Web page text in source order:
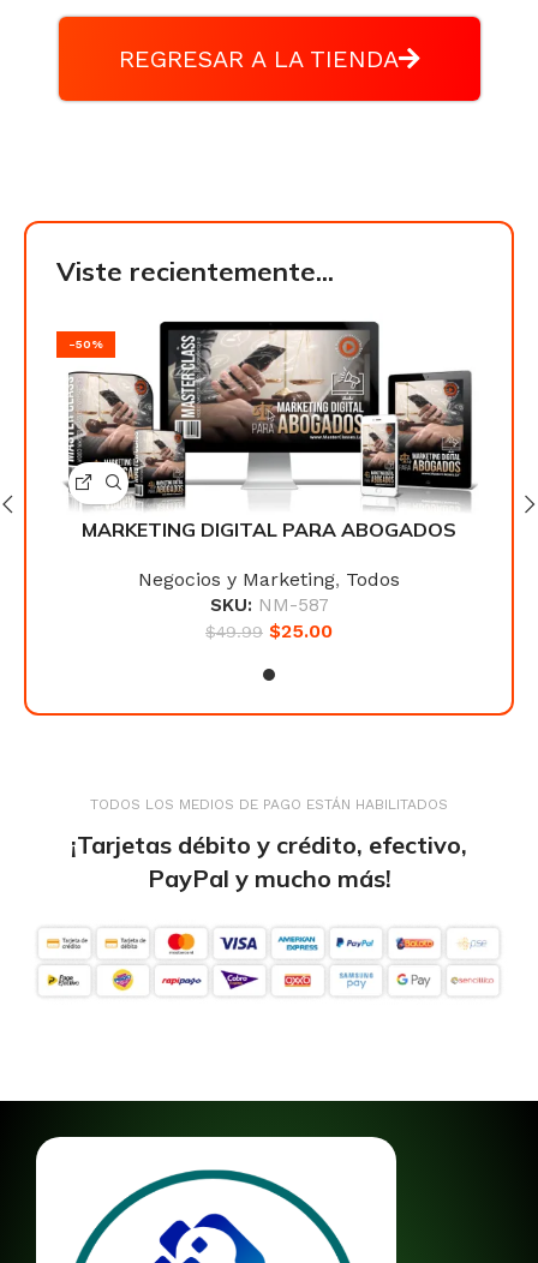
REGRESAR A LA TIENDA
Viste recientemente...
-50%
MARKETING DIGITAL PARA ABOGADOS
Negocios y Marketing, Todos
SKU: NM-587
$49.99 $25.00
TODOS LOS MEDIOS DE PAGO ESTÁN HABILITADOS
¡Tarjetas débito y crédito, efectivo,
PayPal y mucho más!